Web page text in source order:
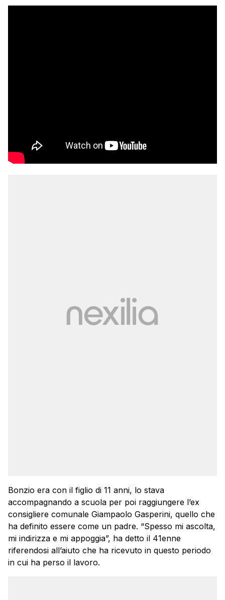
Bonzio era con il figlio di 11 anni, lo stava
accompagnando a scuola per poi raggiungere l’ex
consigliere comunale Giampaolo Gasperini, quello che
ha definito essere come un padre. “Spesso mi ascolta,
mi indirizza e mi appoggia”, ha detto il 41enne
riferendosi all’aiuto che ha ricevuto in questo periodo
in cui ha perso il lavoro.